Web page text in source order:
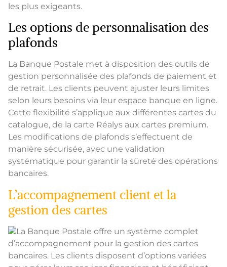
les plus exigeants.
Les options de personnalisation des
plafonds
La Banque Postale met à disposition des outils de
gestion personnalisée des plafonds de paiement et
de retrait. Les clients peuvent ajuster leurs limites
selon leurs besoins via leur espace banque en ligne.
Cette flexibilité s’applique aux différentes cartes du
catalogue, de la carte Réalys aux cartes premium.
Les modifications de plafonds s’effectuent de
manière sécurisée, avec une validation
systématique pour garantir la sûreté des opérations
bancaires.
L’accompagnement client et la
gestion des cartes
La Banque Postale offre un système complet
d’accompagnement pour la gestion des cartes
bancaires. Les clients disposent d’options variées